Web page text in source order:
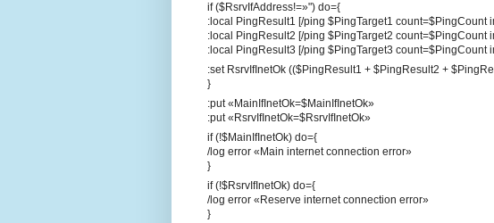
if ($RsrvIfAddress!=»") do={
:local PingResult1 [/ping $PingTarget1 count=$PingCount
:local PingResult2 [/ping $PingTarget2 count=$PingCount
:local PingResult3 [/ping $PingTarget3 count=$PingCount
:set RsrvIfInetOk (($PingResult1 + $PingResult2 +
}
:put «MainIfInetOk=$MainIfInetOk»
:put «RsrvIfInetOk=$RsrvIfInetOk»
if (!$MainIfInetOk) do={
/log error «Main internet connection error»
}
if (!$RsrvIfInetOk) do={
/log error «Reserve internet connection error»
}